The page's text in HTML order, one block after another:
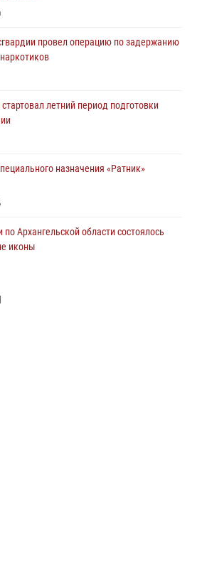
провел операцию по задержанию
летний период подготовки
назначения «Ратник»
Архангельской области состоялось
иконы
из Архангельской области приняли